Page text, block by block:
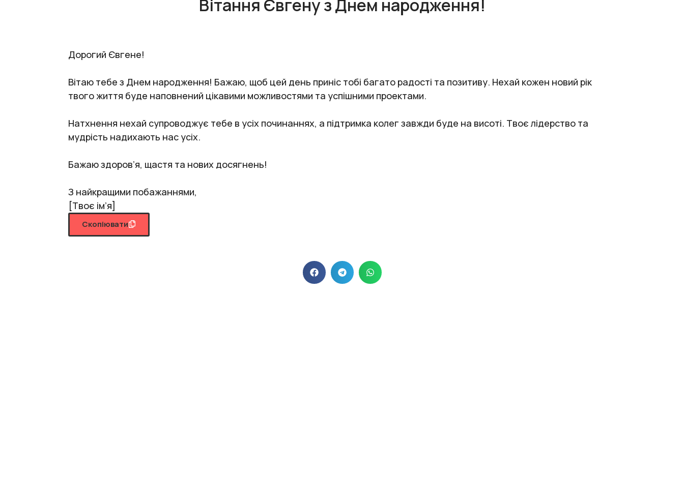
Вітання Євгену з Днем народження!
Дорогий Євгене!
Вітаю тебе з Днем народження! Бажаю, щоб цей день приніс тобі багато радості та позитиву. Нехай кожен новий рік
твого життя буде наповнений цікавими можливостями та успішними проектами.
Натхнення нехай супроводжує тебе в усіх починаннях, а підтримка колег завжди буде на висоті. Твоє лідерство та
мудрість надихають нас усіх.
Бажаю здоров’я, щастя та нових досягнень!
З найкращими побажаннями,
[Твоє ім’я]
Скопіювати